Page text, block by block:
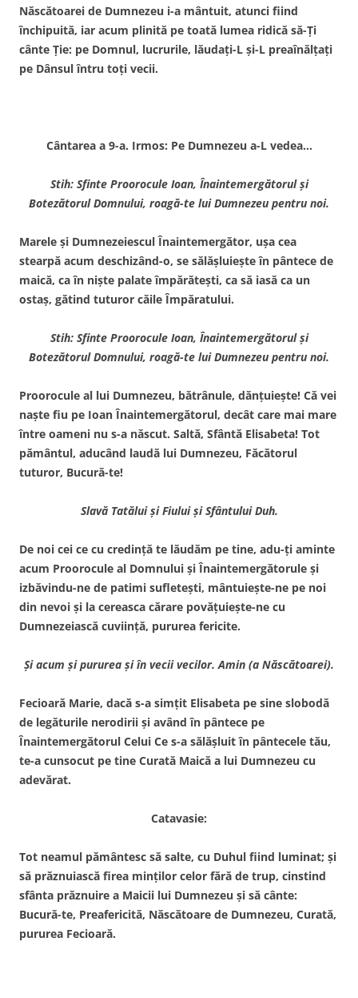
Născătoarei de Dumnezeu i-a mântuit, atunci fiind
închipuită, iar acum plinită pe toată lumea ridică să-Ţi
cânte Ţie: pe Domnul, lucrurile, lăudaţi-L şi-L preaînălţaţi
pe Dânsul întru toţi vecii.
Cântarea a 9-a. Irmos: Pe Dumnezeu a-L vedea…
Stih: Sfinte Proorocule Ioan, Înaintemergătorul şi
Botezătorul Domnului, roagă-te lui Dumnezeu pentru noi.
Marele şi Dumnezeiescul Înaintemergător, uşa cea
stearpă acum deschizând-o, se sălăşluieşte în pântece de
maică, ca în nişte palate împărăteşti, ca să iasă ca un
ostaş, gătind tuturor căile Împăratului.
Stih: Sfinte Proorocule Ioan, Înaintemergătorul şi
Botezătorul Domnului, roagă-te lui Dumnezeu pentru noi.
Proorocule al lui Dumnezeu, bătrânule, dănţuieşte! Că vei
naşte fiu pe Ioan Înaintemergătorul, decât care mai mare
între oameni nu s-a născut. Saltă, Sfântă Elisabeta! Tot
pământul, aducând laudă lui Dumnezeu, Făcătorul
tuturor, Bucură-te!
Slavă Tatălui şi Fiului şi Sfântului Duh.
De noi cei ce cu credinţă te lăudăm pe tine, adu-ţi aminte
acum Proorocule al Domnului şi Înaintemergătorule şi
izbăvindu-ne de patimi sufleteşti, mântuieşte-ne pe noi
din nevoi şi la cereasca cărare povăţuieşte-ne cu
Dumnezeiască cuviinţă, pururea fericite.
Şi acum şi pururea şi în vecii vecilor. Amin (a Născătoarei).
Fecioară Marie, dacă s-a simţit Elisabeta pe sine slobodă
de legăturile nerodirii şi având în pântece pe
Înaintemergătorul Celui Ce s-a sălăşluit în pântecele tău,
te-a cunsocut pe tine Curată Maică a lui Dumnezeu cu
adevărat.
Catavasie:
Tot neamul pământesc să salte, cu Duhul fiind luminat; şi
să prăznuiască firea minţilor celor fără de trup, cinstind
sfânta prăznuire a Maicii lui Dumnezeu şi să cânte:
Bucură-te, Preafericită, Născătoare de Dumnezeu, Curată,
pururea Fecioară.